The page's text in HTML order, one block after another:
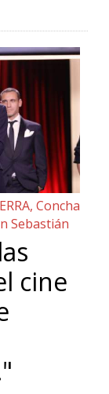
Concha
Sebastián
cine